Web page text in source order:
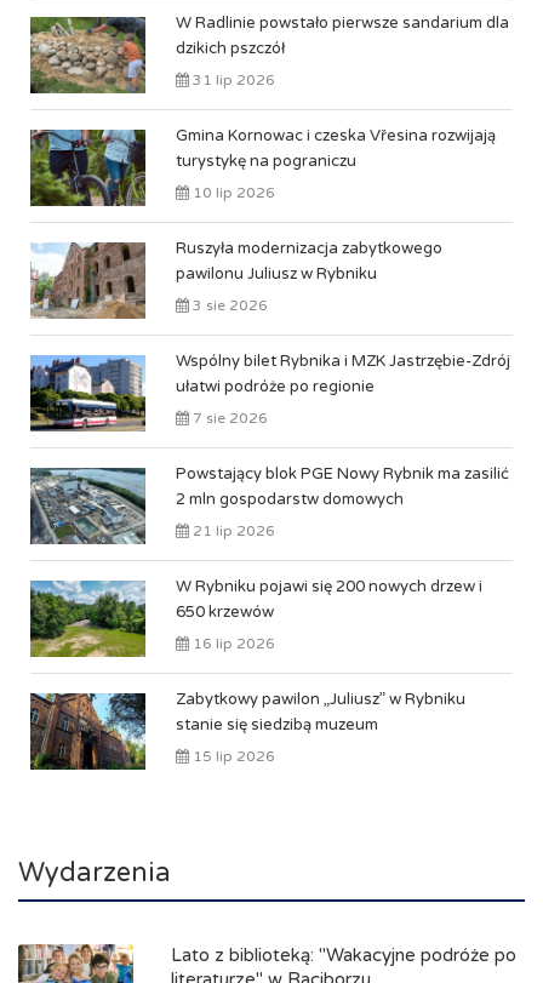
W Radlinie powstało pierwsze sandarium dla
dzikich pszczół
31 lip 2026
Gmina Kornowac i czeska Vřesina rozwijają
turystykę na pograniczu
10 lip 2026
Ruszyła modernizacja zabytkowego
pawilonu Juliusz w Rybniku
3 sie 2026
Wspólny bilet Rybnika i MZK Jastrzębie-Zdrój
ułatwi podróże po regionie
7 sie 2026
Powstający blok PGE Nowy Rybnik ma zasilić
2 mln gospodarstw domowych
21 lip 2026
W Rybniku pojawi się 200 nowych drzew i
650 krzewów
16 lip 2026
Zabytkowy pawilon „Juliusz” w Rybniku
stanie się siedzibą muzeum
15 lip 2026
Wydarzenia
Lato z biblioteką: "Wakacyjne podróże po